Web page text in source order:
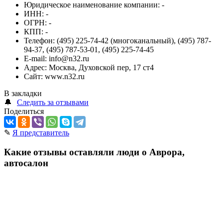
Юридическое наименование компании: -
ИНН: -
ОГРН: -
КПП: -
Телефон: (495) 225-74-42 (многоканальный), (495) 787-
94-37, (495) 787-53-01, (495) 225-74-45
E-mail: info@n32.ru
Адрес: Москва, Духовской пер, 17 ст4
Сайт: www.n32.ru
В закладки
🔔
Следить за отзывами
Поделиться
✎ Я представитель
Какие отзывы оставляли люди о Аврора,
автосалон